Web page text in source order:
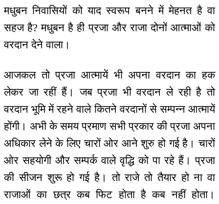
मधुबन निवासियों को याद स्वरूप बनने में मेहनत है वा
सहज है? मधुबन है ही प्रजा और राजा दोनों आत्माओं को
वरदान देने वाला।
आजकल तो प्रजा आत्मायें भी अपना वरदान का हक
लेकर जा रहीं हैं। जब प्रजा भी वरदान ले रही है तो
वरदान भूमि में रहने वाले कितने वरदानों से सम्पन्न आत्मायें
होंगी। अभी के समय प्रमाण सभी प्रकार की प्रजा अपना
अधिकार लेने के लिए चारों ओर आने शुरु हो गई है। चारों
ओर सहयोगी और सम्पर्क वाले वृद्धि को पा रहे हैं। प्रजा
की सीजन शुरू हो गई है। तो राजे तो तैयार हो ना वा
राजाओं का छत्र कब फिट होता है कब नहीं होता।